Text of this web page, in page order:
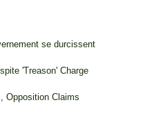
se durcissent
'Treason' Charge
Opposition Claims